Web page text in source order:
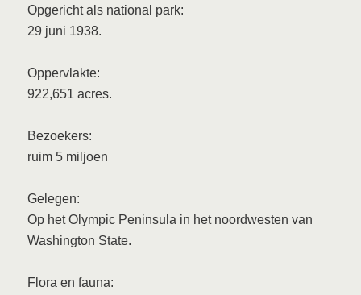
Opgericht als national park:
29 juni 1938.
Oppervlakte:
922,651 acres.
Bezoekers:
ruim 5 miljoen
Gelegen:
Op het Olympic Peninsula in het noordwesten van
Washington State.
Flora en fauna: